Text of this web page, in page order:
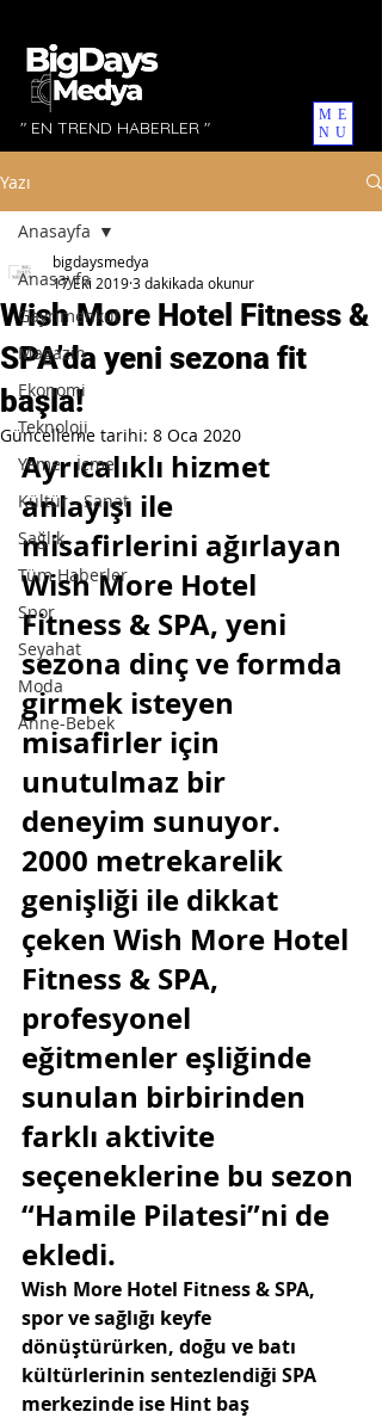
ME
NU
" EN TREND HABERLER "
Yazı
Anasayfa
Gayrimenkul
Magazin
Ekonomi
Teknoloji
Yeme - İçme
Kültür - Sanat
Sağlık
Tüm Haberler
Spor
Seyahat
Moda
Anne-Bebek
Anasayfa
Wish More Hotel Fitness &
SPA’da yeni sezona fit
başla!
bigdaysmedya
17 Eki 20193 dakikada okunur
Güncelleme tarihi: 8 Oca 2020
Ayrıcalıklı hizmet
anlayışı ile
misafirlerini ağırlayan
Wish More Hotel
Fitness & SPA, yeni
sezona dinç ve formda
girmek isteyen
misafirler için
unutulmaz bir
deneyim sunuyor.
2000 metrekarelik
genişliği ile dikkat
çeken Wish More Hotel
Fitness & SPA,
profesyonel
eğitmenler eşliğinde
sunulan birbirinden
farklı aktivite
seçeneklerine bu sezon
“Hamile Pilatesi”ni de
ekledi.
Wish More Hotel Fitness & SPA,
spor ve sağlığı keyfe
dönüştürürken, doğu ve batı
kültürlerinin sentezlendiği SPA
merkezinde ise Hint baş